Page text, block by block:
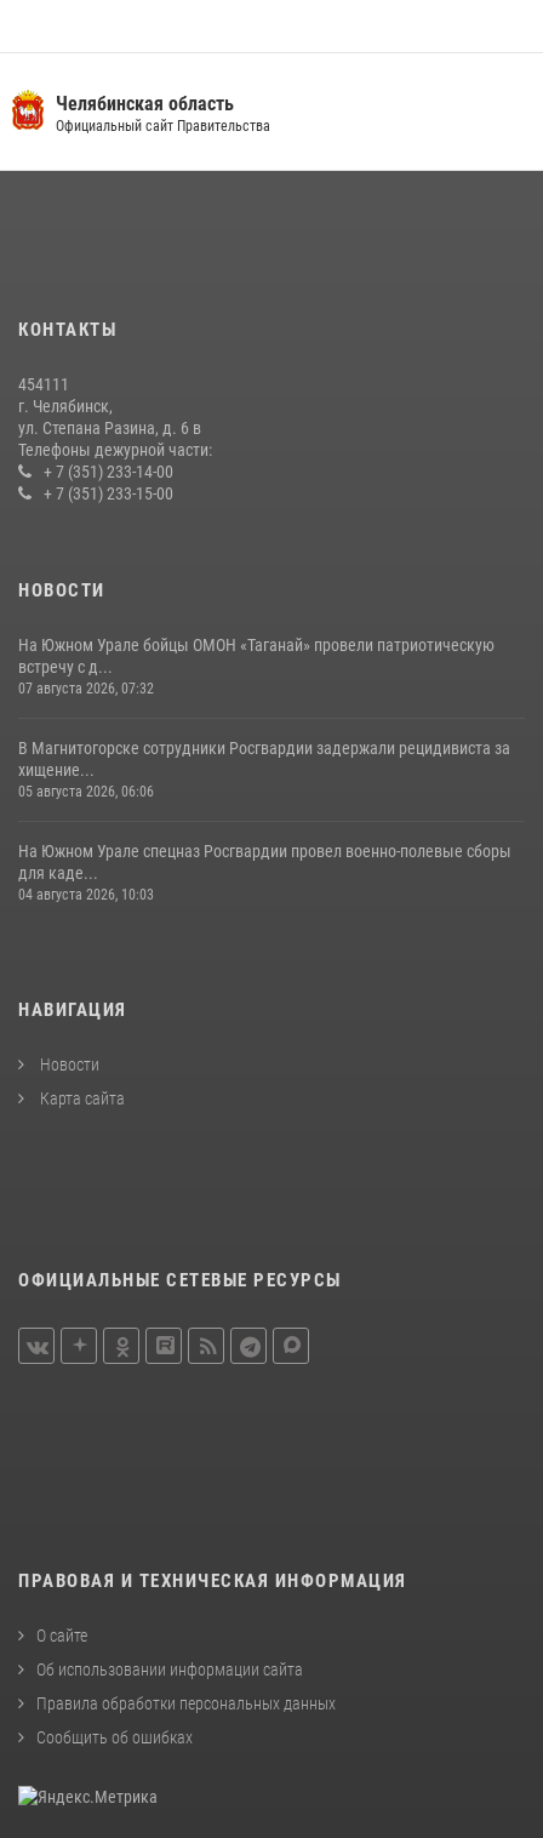
13 июля 2026, 03:02 5
14 июля 2026, 05:15
Челябинская область
Официальный сайт Правительства
КОНТАКТЫ
454111
г. Челябинск,
ул. Степана Разина, д. 6 в
Телефоны дежурной части:
+ 7 (351) 233-14-00
+ 7 (351) 233-15-00
НОВОСТИ
На Южном Урале бойцы ОМОН «Таганай» провели патриотическую
встречу с д...
07 августа 2026, 07:32
В Магнитогорске сотрудники Росгвардии задержали рецидивиста за
хищение...
05 августа 2026, 06:06
На Южном Урале спецназ Росгвардии провел военно-полевые сборы
для каде...
04 августа 2026, 10:03
НАВИГАЦИЯ
Новости
Карта сайта
ОФИЦИАЛЬНЫЕ СЕТЕВЫЕ РЕСУРСЫ
ПРАВОВАЯ И ТЕХНИЧЕСКАЯ ИНФОРМАЦИЯ
О сайте
Об использовании информации сайта
Правила обработки персональных данных
Сообщить об ошибках